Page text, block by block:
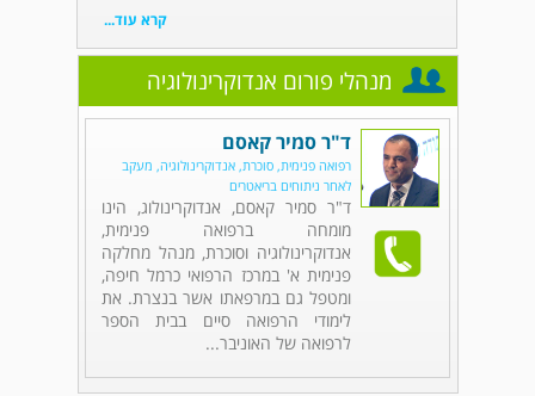
קרא עוד...
מנהלי פורום אנדוקרינולוגיה
ד"ר סמיר קאסם
רפואה פנימית, סוכרת, אנדוקרינולוגיה, מעקב
לאחר ניתוחים בריאטרים
ד"ר סמיר קאסם, אנדוקרינולוג, הינו
מומחה ברפואה פנימית,
אנדוקרינולוגיה וסוכרת, מנהל מחלקה
פנימית א' במרכז הרפואי כרמל חיפה,
ומטפל גם במרפאתו אשר בנצרת. את
לימודי הרפואה סיים בבית הספר
לרפואה של האוניבר...